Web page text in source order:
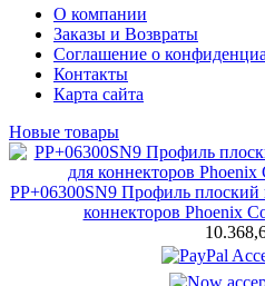
О компании
Заказы и Возвраты
Соглашение о
Контакты
Карта сайта
Новые товары
PP+06300SN9 Профиль
коннекторов Phoenix